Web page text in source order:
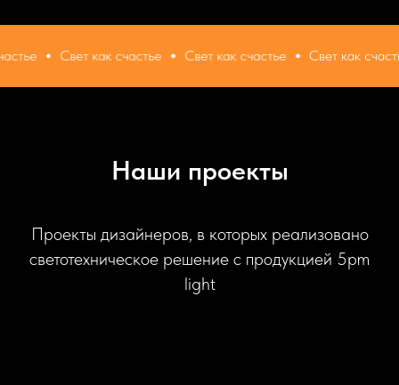
Свет как счастье Свет как счастье Свет как счастье
Наши проекты
Проекты дизайнеров, в которых реализовано
светотехническое решение с продукцией 5pm
light